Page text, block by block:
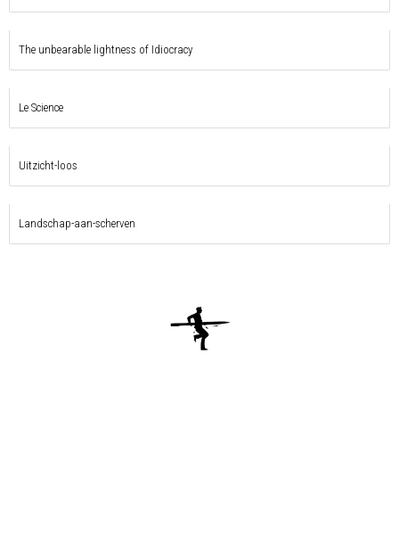
The unbearable lightness of Idiocracy
Le Science
Uitzicht-loos
Landschap-aan-scherven